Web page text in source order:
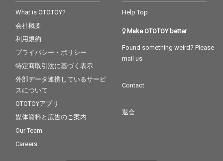
What is OTOTOY?
会社概要
利用規約
プライバシー・ポリシー
特定商取引法に基づく表示
外部データ連携しているサービ
スについて
OTOTOYアプリ
媒体資料と広告のご案内
Our Team
Careers
Help Top
Make OTOTOY better
Found something weird? Please
mail us
Contact
退会